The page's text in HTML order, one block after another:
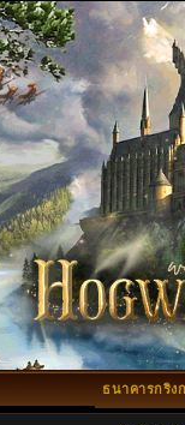
ธนาคารกริง